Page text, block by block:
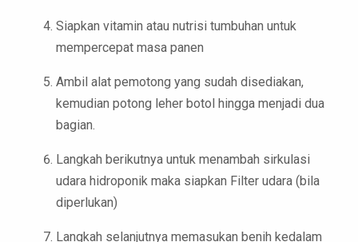
Siapkan vitamin atau nutrisi tumbuhan untuk
mempercepat masa panen
Ambil alat pemotong yang sudah disediakan,
kemudian potong leher botol hingga menjadi dua
bagian.
Langkah berikutnya untuk menambah sirkulasi
udara hidroponik maka siapkan Filter udara (bila
diperlukan)
Langkah selanjutnya memasukan benih kedalam